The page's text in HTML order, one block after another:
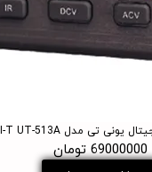
69000000 تومان